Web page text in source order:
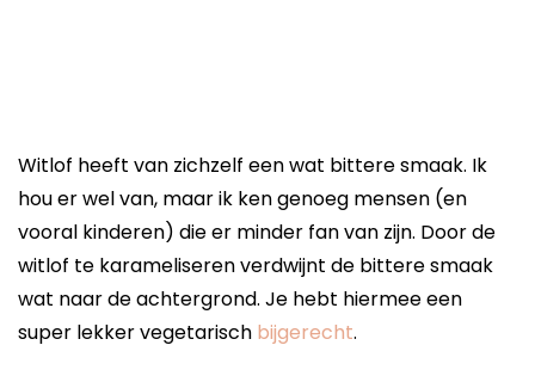
Witlof heeft van zichzelf een wat bittere smaak. Ik
hou er wel van, maar ik ken genoeg mensen (en
vooral kinderen) die er minder fan van zijn. Door de
witlof te karameliseren verdwijnt de bittere smaak
wat naar de achtergrond. Je hebt hiermee een
super lekker vegetarisch bijgerecht.